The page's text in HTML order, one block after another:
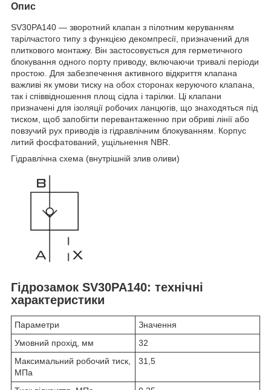
Опис
SV30PA140 — зворотний клапан з пілотним керуванням
тарілчастого типу з функцією декомпресії, призначений для
плиткового монтажу. Він застосовується для герметичного
блокування одного порту приводу, включаючи тривалі періоди
простою. Для забезпечення активного відкриття клапана
важливі як умови тиску на обох сторонах керуючого клапана,
так і співвідношення площ сідла і тарілки. Ці клапани
призначені для ізоляції робочих ланцюгів, що знаходяться під
тиском, щоб запобігти перевантаженню при обриві лінії або
повзучий рух приводів із гідравлічним блокуванням. Корпус
литий фосфатований, ущільнення NBR.
Гідравлічна схема (внутрішній злив оливи)
Гідрозамок SV30PA140: технічні
характеристики
Параметри
Значення
Умовний прохід, мм
32
Максимальний робочий тиск,
МПа
31,5